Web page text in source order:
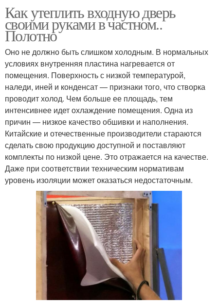
Как утеплить входную дверь
своими руками в частном..
Полотно
Оно не должно быть слишком холодным. В нормальных
условиях внутренняя пластина нагревается от
помещения. Поверхность с низкой температурой,
наледи, иней и конденсат — признаки того, что створка
проводит холод. Чем больше ее площадь, тем
интенсивнее идет охлаждение помещения. Одна из
причин — низкое качество обшивки и наполнения.
Китайские и отечественные производители стараются
сделать свою продукцию доступной и поставляют
комплекты по низкой цене. Это отражается на качестве.
Даже при соответствии техническим нормативам
уровень изоляции может оказаться недостаточным.